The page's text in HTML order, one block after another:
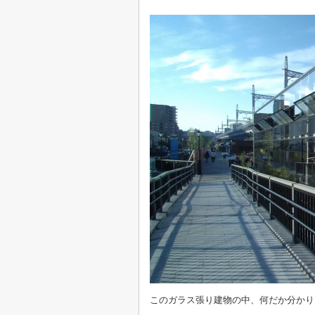
このガラス張り建物の中、何だか分か